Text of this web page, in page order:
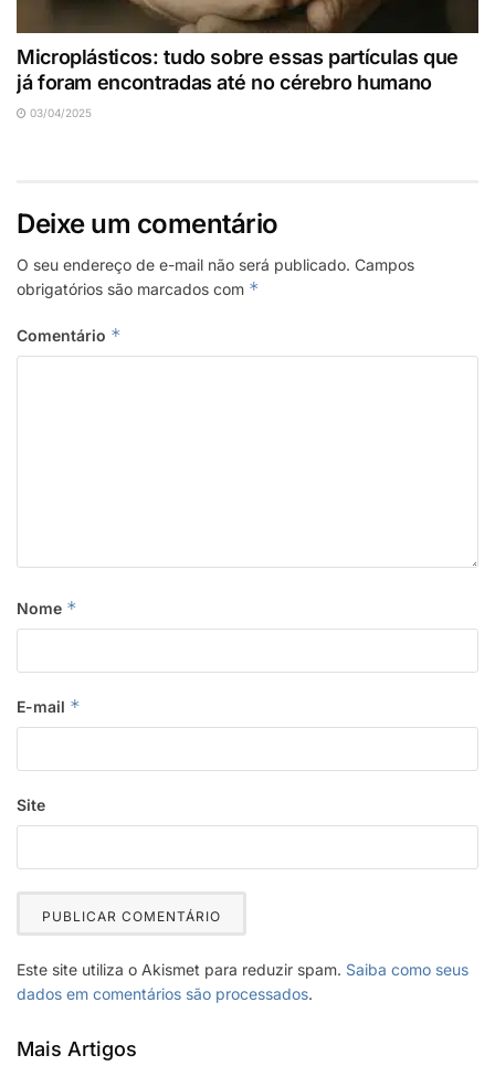
Microplásticos: tudo sobre essas partículas que
já foram encontradas até no cérebro humano
03/04/2025
Deixe um comentário
O seu endereço de e-mail não será publicado. Campos
obrigatórios são marcados com *
Comentário *
Nome *
E-mail *
Site
Este site utiliza o Akismet para reduzir spam. Saiba como seus
dados em comentários são processados.
Mais Artigos